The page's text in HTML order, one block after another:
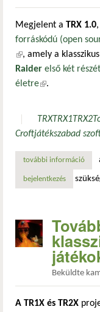
Megjelent a TRX 1.0,
forráskódú (open
(külső hivatkozás)
, amely a klasszikus
Raider első két
életre(külső
.
TRXTRX1TRX2
Croftjátékszabad
további információ
bejelentkezés
Beküldte
A TR1X és TR2X